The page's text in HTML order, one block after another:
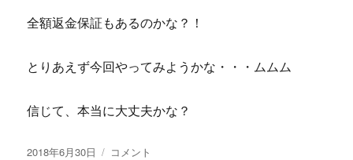
全額返金保証もあるのかな？！
とりあえず今回やってみようかな・・・ムムム
信じて、本当に大丈夫かな？
投
2018年6月30日
NBC
コメント